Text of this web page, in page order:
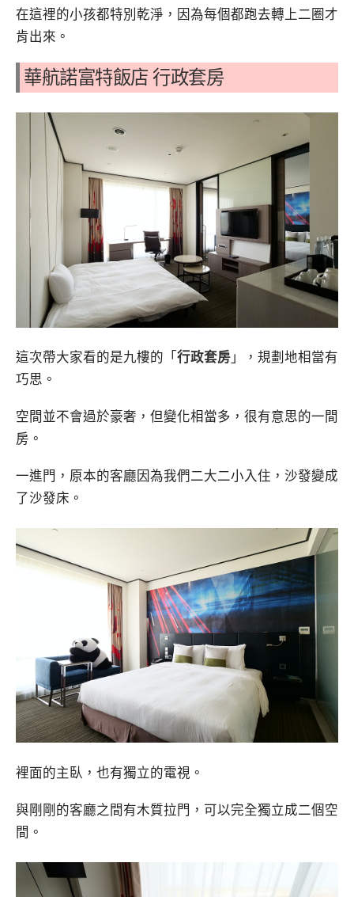
在這裡的小孩都特別乾淨，因為每個都跑去轉上二圈才
肯出來。
華航諾富特飯店 行政套房
這次帶大家看的是九樓的「行政套房」，規劃地相當有
巧思。
空間並不會過於豪奢，但變化相當多，很有意思的一間
房。
一進門，原本的客廳因為我們二大二小入住，沙發變成
了沙發床。
裡面的主臥，也有獨立的電視。
與剛剛的客廳之間有木質拉門，可以完全獨立成二個空
間。